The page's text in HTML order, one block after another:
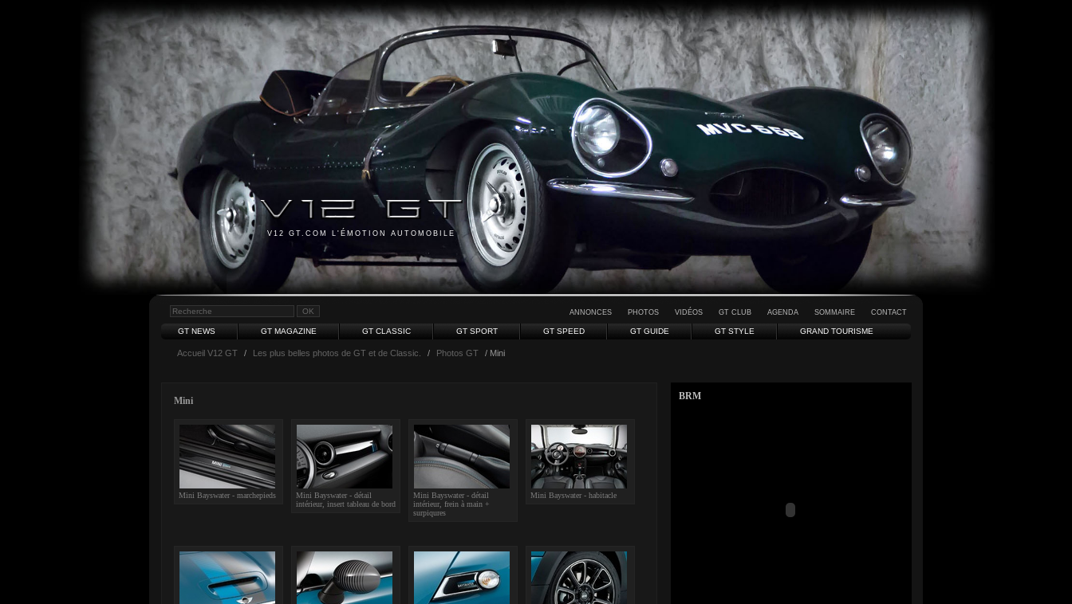
V12 GT.COM L'ÉMOTION AUTOMOBILE
ANNONCES PHOTOS VIDÉOS GT CLUB AGENDA SOMMAIRE CONTACT
GT NEWS GT MAGAZINE GT CLASSIC GT SPORT GT SPEED GT GUIDE GT STYLE GRAND TOURISME
Accueil V12 GT / Les plus belles photos de GT et de Classic. / Photos GT / Mini
Mini
Mini Bayswater - marchepieds
Mini Bayswater - détail
intérieur, insert tableau de bord
Mini Bayswater - détail
intérieur, frein à main +
surpiqures
Mini Bayswater - habitacle
BRM